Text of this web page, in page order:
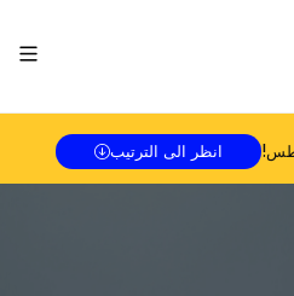
! انظر الى الترتيب